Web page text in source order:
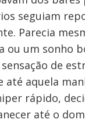
seguiam
Parecia
ou um sonho
de
até aquela
rápido,
até o